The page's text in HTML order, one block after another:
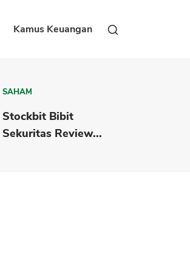
Kamus Keuangan
SAHAM
Stockbit Bibit
Sekuritas Review...